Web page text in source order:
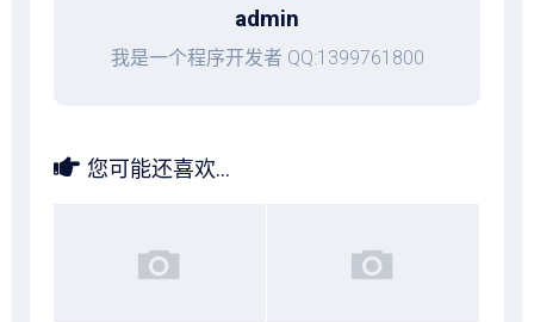
admin
我是一个程序开发者 QQ:1399761800
您可能还喜欢...